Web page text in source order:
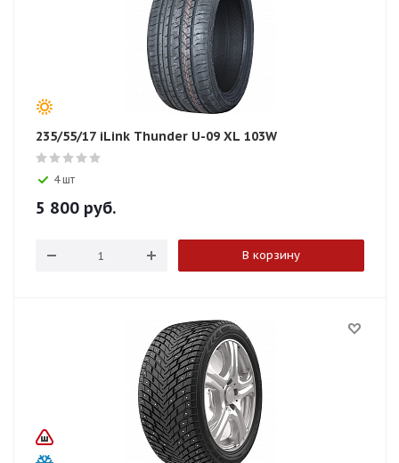
235/55/17 iLink Thunder U-09 XL 103W
4 шт
5 800 руб.
В корзину